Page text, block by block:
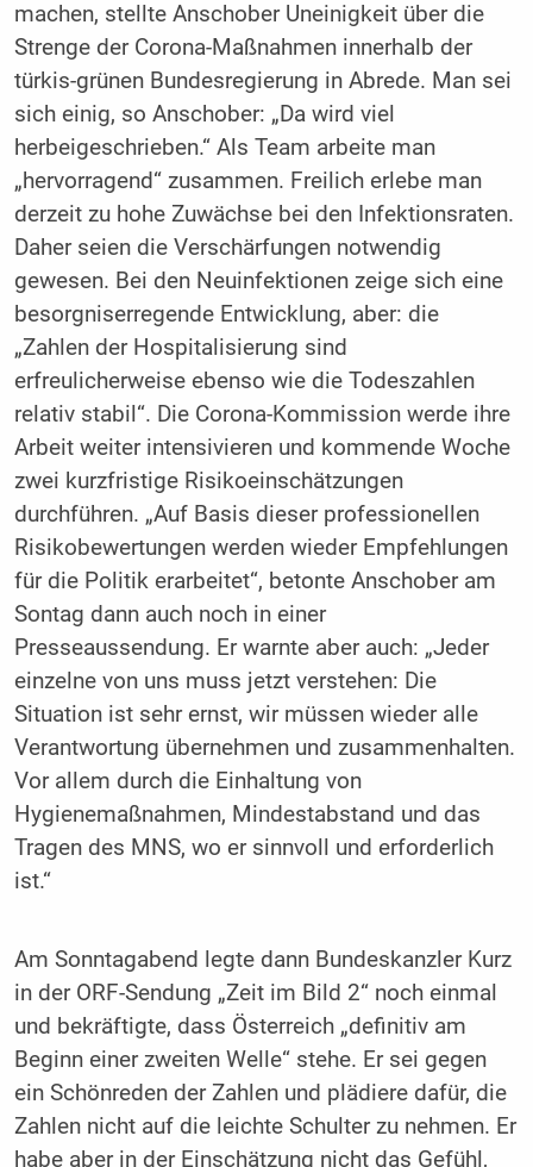
machen, stellte Anschober Uneinigkeit über die
Strenge der Corona-Maßnahmen innerhalb der
türkis-grünen Bundesregierung in Abrede. Man sei
sich einig, so Anschober: „Da wird viel
herbeigeschrieben.“ Als Team arbeite man
„hervorragend“ zusammen. Freilich erlebe man
derzeit zu hohe Zuwächse bei den Infektionsraten.
Daher seien die Verschärfungen notwendig
gewesen. Bei den Neuinfektionen zeige sich eine
besorgniserregende Entwicklung, aber: die
„Zahlen der Hospitalisierung sind
erfreulicherweise ebenso wie die Todeszahlen
relativ stabil“. Die Corona-Kommission werde ihre
Arbeit weiter intensivieren und kommende Woche
zwei kurzfristige Risikoeinschätzungen
durchführen. „Auf Basis dieser professionellen
Risikobewertungen werden wieder Empfehlungen
für die Politik erarbeitet“, betonte Anschober am
Sontag dann auch noch in einer
Presseaussendung. Er warnte aber auch: „Jeder
einzelne von uns muss jetzt verstehen: Die
Situation ist sehr ernst, wir müssen wieder alle
Verantwortung übernehmen und zusammenhalten.
Vor allem durch die Einhaltung von
Hygienemaßnahmen, Mindestabstand und das
Tragen des MNS, wo er sinnvoll und erforderlich
ist.“
Am Sonntagabend legte dann Bundeskanzler Kurz
in der ORF-Sendung „Zeit im Bild 2“ noch einmal
und bekräftigte, dass Österreich „definitiv am
Beginn einer zweiten Welle“ stehe. Er sei gegen
ein Schönreden der Zahlen und plädiere dafür, die
Zahlen nicht auf die leichte Schulter zu nehmen. Er
habe aber in der Einschätzung nicht das Gefühl,